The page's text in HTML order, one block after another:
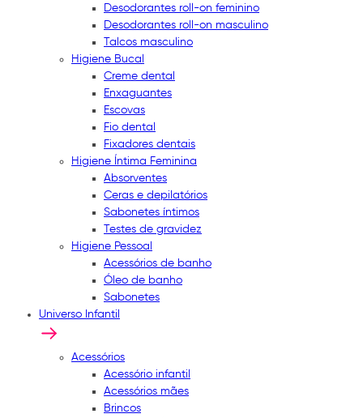
Desodorantes roll-on feminino
Desodorantes roll-on masculino
Talcos masculino
Higiene Bucal
Creme dental
Enxaguantes
Escovas
Fio dental
Fixadores dentais
Higiene Íntima Feminina
Absorventes
Ceras e depilatórios
Sabonetes íntimos
Testes de gravidez
Higiene Pessoal
Acessórios de banho
Óleo de banho
Sabonetes
Universo Infantil
Acessórios
Acessório infantil
Acessórios mães
Brincos